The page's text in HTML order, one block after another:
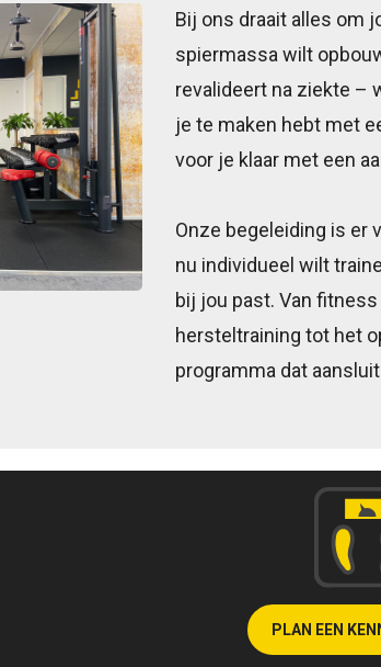
Bij ons draait alles om
spiermassa wilt
revalideert na ziekte –
je te maken hebt met
voor je klaar met een
Onze begeleiding is er
nu individueel wilt
bij jou past. Van
hersteltraining tot het
programma dat
PLAN EEN